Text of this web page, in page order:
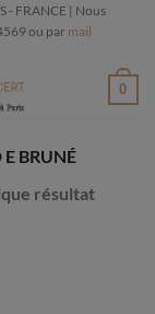
- FRANCE | Nous
ou par mail
0
BRUNÉ
résultat